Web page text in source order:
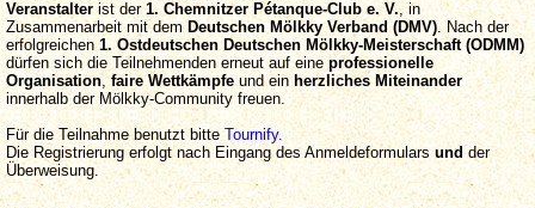
Veranstalterist der1. Chemnitzer Pétanque-Club e. V., in
Zusammenarbeit mit demDeutschen Mölkky Verband (DMV). Nach der
erfolgreichen1. Ostdeutschen Deutschen Mölkky-Meisterschaft (ODMM)
dürfen sich die Teilnehmenden erneut auf eineprofessionelle
Organisation, faire Wettkämpfeund einherzliches Miteinander
innerhalb der Mölkky-Community freuen.
Für die Teilnahme benutzt bitteTournify.
Die Registrierung erfolgt nach Eingang des Anmeldeformularsundder
Überweisung.